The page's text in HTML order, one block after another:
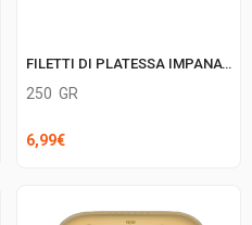
FILETTI DI PLATESSA IMPANATA FINDUS
250 GR
6,99€